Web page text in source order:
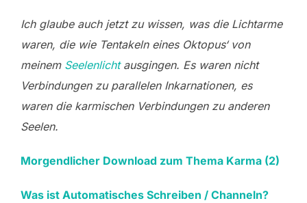
Ich glaube auch jetzt zu wissen, was die Lichtarme
waren, die wie Tentakeln eines Oktopus‘ von
meinem Seelenlicht ausgingen. Es waren nicht
Verbindungen zu parallelen Inkarnationen, es
waren die karmischen Verbindungen zu anderen
Seelen.
Morgendlicher Download zum Thema Karma (2)
Was ist Automatisches Schreiben / Channeln?